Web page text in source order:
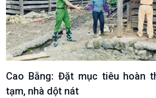
Văn hoá & Du lịch
Tin Văn hoá & Du lịch
Chát với người nổi tiếng
Câu chuyện Thể thao
Ảnh
Video
Cao Bằng: Đặt mục tiêu hoàn
tạm, nhà dột nát